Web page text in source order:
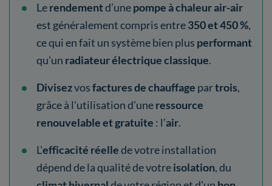
Lerendementd’unepompe à chaleur air-air
est généralement compris entre350 et 450 %,
ce qui en fait un système bien plus performant
qu'un radiateur électrique classique.
Divisezvosfactures de chauffage partrois,
grâce à l'utilisation d'uneressource
renouvelable et gratuite : l’air.
L'efficacité réellede votre installation
dépend de la qualité de votreisolation, du